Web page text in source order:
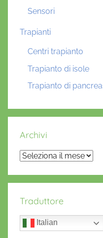
Sensori
Trapianti
Centri trapianto
Trapianto di isole
Trapianto di
Archivi
Archivi
Traduttore
Italian